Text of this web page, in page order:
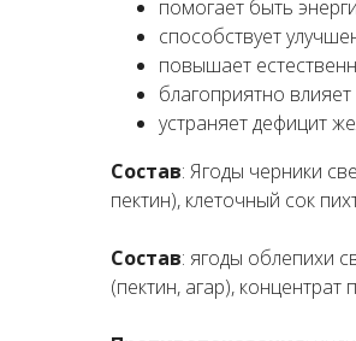
помогает быть
способствует
повышает
благоприятно
устраняет дефицит
Состав: Ягоды черники
пектин), клеточный сок
Состав: ягоды облепихи
(пектин, агар),